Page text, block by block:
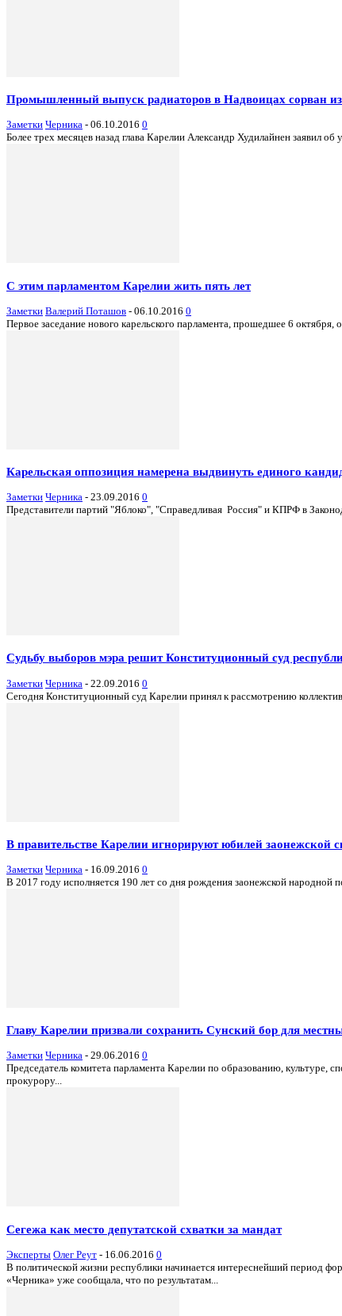
Промышленный выпуск радиаторов в Надвоицах сорван
Заметки Черника - 06.10.2016 0
Более трех месяцев назад глава Карелии Александр Худилайнен заявил
С этим парламентом Карелии жить пять лет
Заметки Валерий Поташов - 06.10.2016 0
Первое заседание нового карельского парламента, прошедшее 6
Карельская оппозиция намерена выдвинуть единого
Заметки Черника - 23.09.2016 0
Представители партий "Яблоко", "Справедливая Россия" и КПРФ в
Судьбу выборов мэра решит Конституционный суд
Заметки Черника - 22.09.2016 0
Сегодня Конституционный суд Карелии принял к рассмотрению
В правительстве Карелии игнорируют юбилей заонежской
Заметки Черника - 16.09.2016 0
В 2017 году исполняется 190 лет со дня рождения заонежской
Главу Карелии призвали сохранить Сунский бор для
Заметки Черника - 29.06.2016 0
Председатель комитета парламента Карелии по образованию,
прокурору...
Сегежа как место депутатской схватки за мандат
Эксперты Олег Реут - 16.06.2016 0
В политической жизни республики начинается интереснейший период
«Черника» уже сообщала, что по результатам...